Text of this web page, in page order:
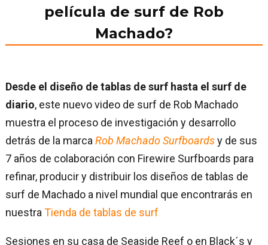
película de surf de Rob
Machado?
Desde el diseño de tablas de surf hasta el surf de
diario, este nuevo video de surf de Rob Machado
muestra el proceso de investigación y desarrollo
detrás de la marcaRob Machado Surfboardsy de sus
7 años de colaboración con Firewire Surfboards para
refinar, producir y distribuir los diseños de tablas de
surf de Machado a nivel mundial que encontrarás en
nuestraTienda de tablas de surf
Sesiones en su casa de Seaside Reef o en Black´s y